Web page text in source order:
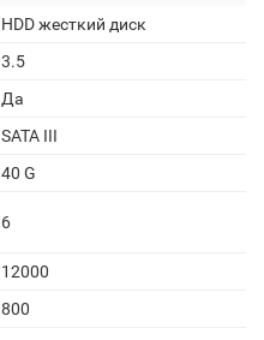
HDD жесткий диск
3.5
Да
SATA III
40 G
6
12000
800